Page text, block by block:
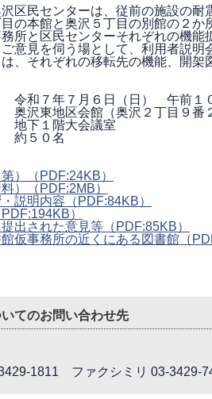
区民センターは、従前の施設の耐
の本館と奥沢５丁目の別館の２か
所と区民センターそれぞれの機能
意見を伺う場として、利用者説明
、それぞれの移転先の機能、開架
年７月６日（日） 午前１０
地区会館（奥沢２丁目９番２
会議室
５０名
）
（PDF:24KB）
）
（PDF:2MB）
説明内容 （PDF:84KB）
PDF:194KB）
出された意見等 （PDF:85KB）
館仮事務所の近くにある図書館 （
てのお問い合わせ先
1811 ファクシミリ 03-3429-